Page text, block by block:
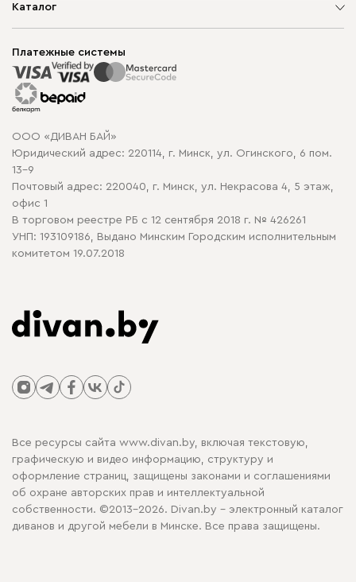
О компании
Способы оплаты
Рассрочка и кредит
Гарантия
Карта сайта
Политика конфиденциальности
Политика в отношении обработки cookie
Каталог
Корпусная мебель
Распродажа мебели
Платежные системы
ООО «ДИВАН БАЙ»
Юридический адрес: 220114, г. Минск, ул. Огинского, 6 пом.
13-9
Почтовый адрес: 220040, г. Минск, ул. Некрасова 4, 5 этаж,
офис 1
В торговом реестре РБ с 12 сентября 2018 г. № 426261
УНП: 193109186, Выдано Минским Городским исполнительным
комитетом 19.07.2018
Все ресурсы сайта www.divan.by, включая текстовую,
графическую и видео информацию, структуру и
оформление страниц, защищены законами и соглашениями
об охране авторских прав и интеллектуальной
собственности. ©2013-2026. Divan.by - электронный каталог
диванов и другой мебели в Минске. Все права защищены.